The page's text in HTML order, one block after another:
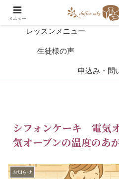
レッスンメニュー
生徒様の声
申込み・問
シフォンケーキ 電気
気オーブンの温度のあ
お知らせ
メニュー